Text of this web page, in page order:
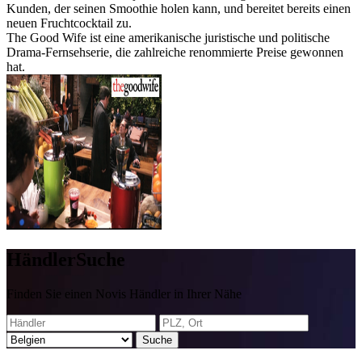
Kunden, der seinen Smoothie holen kann, und bereitet bereits einen
neuen Fruchtcocktail zu.
The Good Wife ist eine amerikanische juristische und politische
Drama-Fernsehserie, die zahlreiche renommierte Preise gewonnen
hat.
HändlerSuche
Finden Sie einen Novis Händler in Ihrer Nähe
Suche